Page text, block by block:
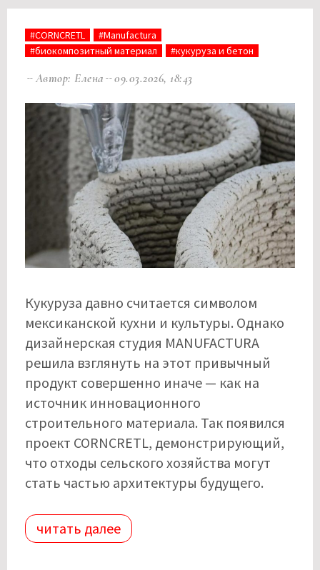
#CORNCRETL
#Manufactura
#биокомпозитный материал
#кукуруза и бетон
Автор: Елена 09.03.2026, 18:43
Кукуруза давно считается символом
мексиканской кухни и культуры. Однако
дизайнерская студия MANUFACTURA
решила взглянуть на этот привычный
продукт совершенно иначе — как на
источник инновационного
строительного материала. Так появился
проект CORNCRETL, демонстрирующий,
что отходы сельского хозяйства могут
стать частью архитектуры будущего.
читать далее